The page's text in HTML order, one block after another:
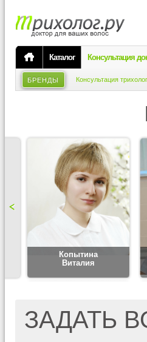
Каталог Консультация
БРЕНДЫ Консультация
Копытина
Виталия
ЗАДАТЬ